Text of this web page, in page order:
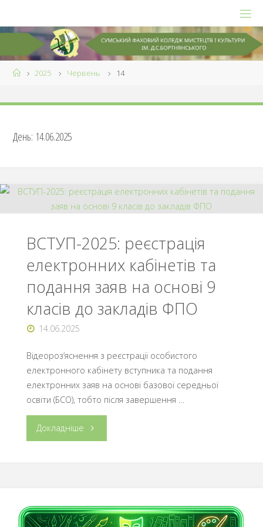
content
Home2025 Червень 14
День: 14.06.2025
ВСТУП-2025: реєстрація
електронних кабінетів та
подання заяв на основі 9
класів до закладів ФПО
14.06.2025
Відеороз’яснення з реєстрації особистого
електронного кабінету вступника та подання
електронних заяв на основі базової середньої
освіти (БСО), тобто після завершення …
Докладніше "ВСТУП-2025:
кабінетів